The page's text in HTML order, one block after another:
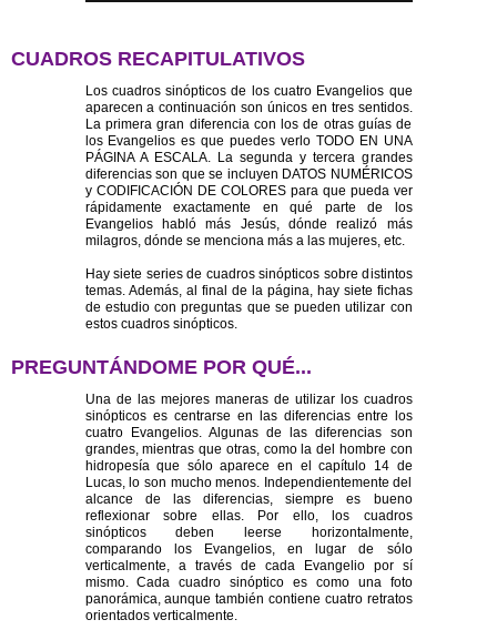
CUADROS RECAPITULATIVOS
Los cuadros sinópticos de los cuatro Evangelios que
aparecen a continuación son únicos en tres sentidos.
La primera gran diferencia con los de otras guías de
los Evangelios es que puedes verlo TODO EN UNA
PÁGINA A ESCALA. La segunda y tercera grandes
diferencias son que se incluyen DATOS NUMÉRICOS
y CODIFICACIÓN DE COLORES para que pueda ver
rápidamente exactamente en qué parte de los
Evangelios habló más Jesús, dónde realizó más
milagros, dónde se menciona más a las mujeres, etc.
Hay siete series de cuadros sinópticos sobre distintos
temas. Además, al final de la página, hay siete fichas
de estudio con preguntas que se pueden utilizar con
estos cuadros sinópticos.
PREGUNTÁNDOME POR QUÉ...
Una de las mejores maneras de utilizar los cuadros
sinópticos es centrarse en las diferencias entre los
cuatro Evangelios. Algunas de las diferencias son
grandes, mientras que otras, como la del hombre con
hidropesía que sólo aparece en el capítulo 14 de
Lucas, lo son mucho menos. Independientemente del
alcance de las diferencias, siempre es bueno
reflexionar sobre ellas. Por ello, los cuadros
sinópticos deben leerse horizontalmente,
comparando los Evangelios, en lugar de sólo
verticalmente, a través de cada Evangelio por sí
mismo. Cada cuadro sinóptico es como una foto
panorámica, aunque también contiene cuatro retratos
orientados verticalmente.